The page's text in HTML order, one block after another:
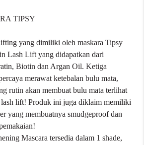
TIPSY
yang dimiliki oleh maskara Tipsy
Lash Lift yang didapatkan dari
Biotin dan Argan Oil. Ketiga
merawat ketebalan bulu mata,
rutin akan membuat bulu mata terlihat
lash lift! Produk ini juga diklaim memiliki
yang membuatnya smudgeproof dan
Mascara tersedia dalam 1 shade,